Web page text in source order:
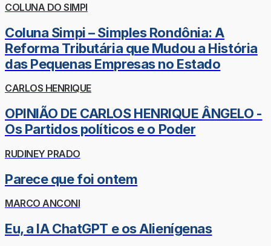
COLUNA DO SIMPI
Coluna Simpi – Simples Rondônia: A
Reforma Tributária que Mudou a História
das Pequenas Empresas no Estado
CARLOS HENRIQUE
OPINIÃO DE CARLOS HENRIQUE ÂNGELO -
Os Partidos políticos e o Poder
RUDINEY PRADO
Parece que foi ontem
MARCO ANCONI
Eu, a IA ChatGPT e os Alienígenas